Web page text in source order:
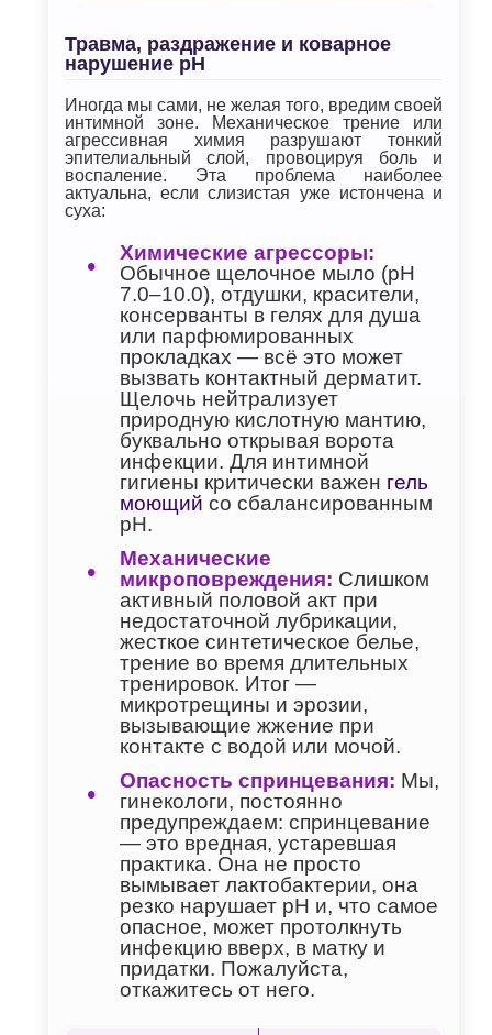
Травма, раздражение и коварное
нарушение pH
Иногда мы сами, не желая того, вредим своей
интимной зоне. Механическое трение или
агрессивная химия разрушают тонкий
эпителиальный слой, провоцируя боль и
воспаление. Эта проблема наиболее
актуальна, если слизистая уже истончена и
суха:
Химические агрессоры:
Обычное щелочное мыло (pH
7.0–10.0), отдушки, красители,
консерванты в гелях для душа
или парфюмированных
прокладках — всё это может
вызвать контактный дерматит.
Щелочь нейтрализует
природную кислотную мантию,
буквально открывая ворота
инфекции. Для интимной
гигиены критически важен гель
моющий со сбалансированным
pH.
Механические
микроповреждения: Слишком
активный половой акт при
недостаточной лубрикации,
жесткое синтетическое белье,
трение во время длительных
тренировок. Итог —
микротрещины и эрозии,
вызывающие жжение при
контакте с водой или мочой.
Опасность спринцевания: Мы,
гинекологи, постоянно
предупреждаем: спринцевание
— это вредная, устаревшая
практика. Она не просто
вымывает лактобактерии, она
резко нарушает pH и, что самое
опасное, может протолкнуть
инфекцию вверх, в матку и
придатки. Пожалуйста,
откажитесь от него.